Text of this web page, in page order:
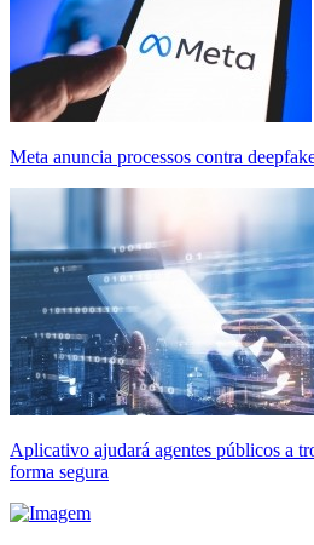
Meta anuncia processos contra
Aplicativo ajudará agentes públicos a
forma segura